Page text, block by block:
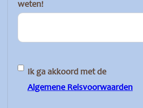
weten!
Instemming
Ik ga akkoord met de
Algemene Reisvoorwaarden